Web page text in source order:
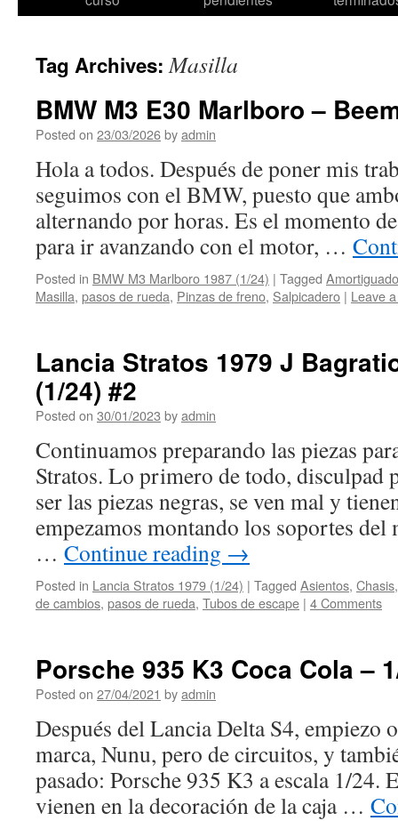
Tag Archives:Masilla
BMW M3 E30 Marlboro –
Posted on 23/03/2026byadmin
Hola a todos. Después de poner mis
seguimos con el BMW, puesto que
alternando por horas. Es el momento
para ir avanzando con el motor, …
Posted in BMW M3 Marlboro 1987 (1/24) | Tagged
Masilla, pasos de rueda, Pinzas de freno, Salpicadero | Leave
Lancia Stratos 1979 J
(1/24) #2
Posted on 30/01/2023 byadmin
Continuamos preparando las piezas
Stratos. Lo primero de todo, disculpad
ser las piezas negras, se ven mal y
empezamos montando los soportes del
… Continue reading →
Posted in Lancia Stratos 1979 (1/24) | Tagged Asientos, Chasis
de cambios, pasos de rueda, Tubos de escape | 4 Comments
Porsche 935 K3 Coca Cola –
Posted on 27/04/2021 byadmin
Después del Lancia Delta S4, empiezo
marca, Nunu, pero de circuitos, y
pasado: Porsche 935 K3 a escala 1/24.
vienen en la decoración de la caja …